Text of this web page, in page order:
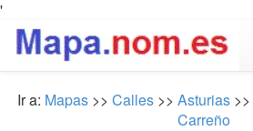
'
Ir a: Mapas >> Calles >> Asturias >>
Carreño